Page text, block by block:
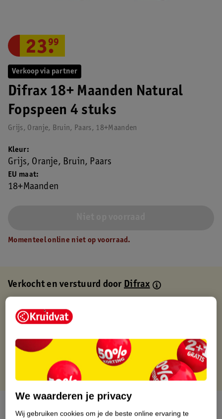
Verkoop via partner
Difrax 18+ Maanden Natural
Fopspeen 4 stuks
Grijs, Oranje, Bruin, Paars, 18+Maanden
23.
99
EU maat
18+Maanden
Kleur
Grijs, Oranje, Bruin, Paars
Momenteel online niet op voorraad.
Verkocht en verstuurd doorDifrax
Gratis thuisbezorgd
Gratis punten met je Kruidvat kaart
We waarderen je privacy
Wij gebruiken cookies om je de beste online ervaring te